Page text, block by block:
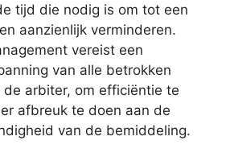
tijd die nodig is om tot een
aanzienlijk verminderen.
vereist een
van alle betrokken
arbiter, om efficiëntie te
afbreuk te doen aan de
van de bemiddeling.